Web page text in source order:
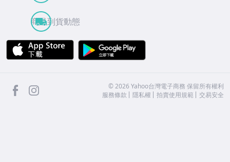
商品到貨動態
APP Store
facebook ©2026 Yahoo台灣電子商務 保留所有權利
服務條款
隱私權 拍賣使用規範 交易安全